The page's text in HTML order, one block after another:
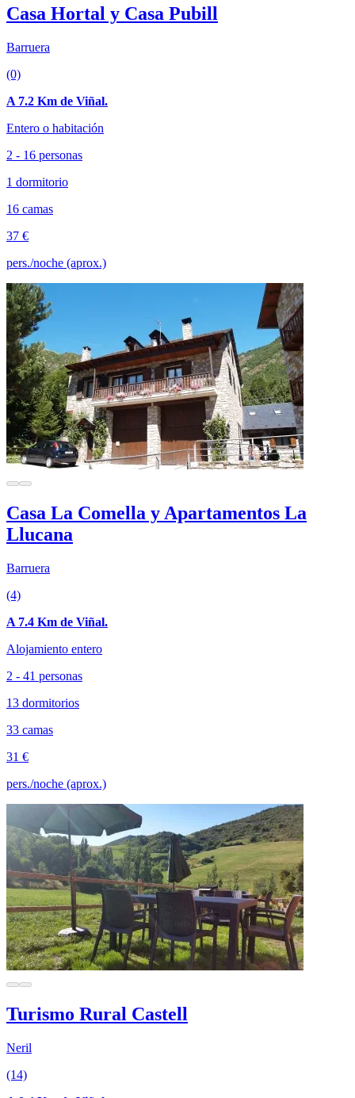
Casa Hortal y Casa Pubill
Barruera
(0)
A 7.2 Km de Viñal.
Entero o habitación
2 - 16 personas
1 dormitorio
16 camas
37 €
pers./noche (aprox.)
Casa La Comella y Apartamentos La
Llucana
Barruera
(4)
A 7.4 Km de Viñal.
Alojamiento entero
2 - 41 personas
13 dormitorios
33 camas
31 €
pers./noche (aprox.)
Turismo Rural Castell
Neril
(14)